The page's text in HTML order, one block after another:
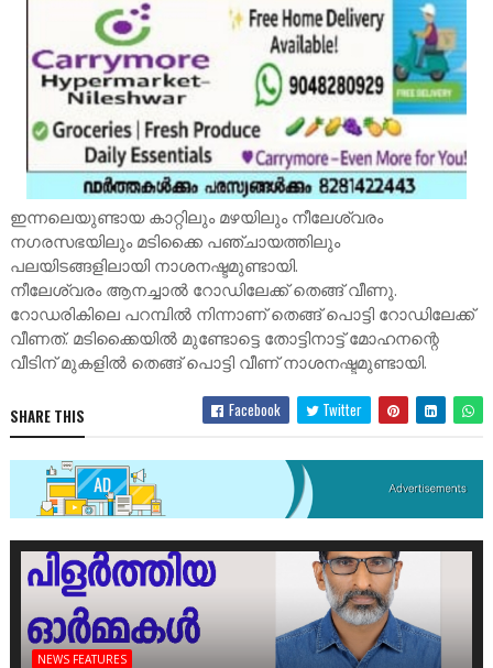
ഇന്നലെയുണ്ടായ കാറ്റിലും മഴയിലും നീലേശ്വരം
നഗരസഭയിലും മടിക്കൈ പഞ്ചായത്തിലും
പലയിടങ്ങളിലായി നാശനഷ്ടമുണ്ടായി.
നീലേശ്വരം ആനച്ചാൽ റോഡിലേക്ക് തെങ്ങ് വീണു.
റോഡരികിലെ പറമ്പിൽ നിന്നാണ് തെങ്ങ് പൊട്ടി റോഡിലേക്ക്
വീണത്. മടിക്കൈയിൽ മുണ്ടോട്ടെ തോട്ടിനാട്ട് മോഹനന്റെ
വീടിന് മുകളിൽ തെങ്ങ് പൊട്ടി വീണ് നാശനഷ്ടമുണ്ടായി.
SHARE THIS Facebook Twitter
NEWS FEATURES